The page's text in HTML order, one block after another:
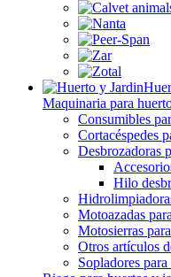
Maquinaria para
Consumibles
Cortacéspedes
Desbrozadoras
Hilo
Motoazadas
Motosierras
Otros artículos
Sopladores